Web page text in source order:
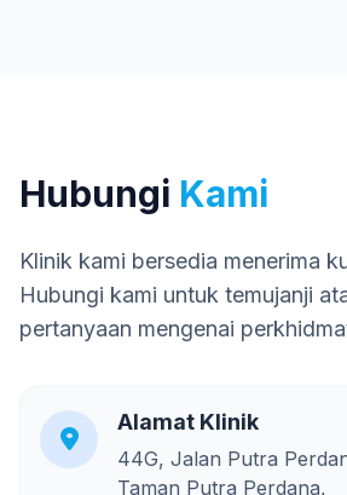
Hubungi Kami
Klinik kami bersedia menerima
Hubungi kami untuk temujanji
pertanyaan mengenai
Alamat Klinik
44G, Jalan Putra
Taman Putra Perdana,